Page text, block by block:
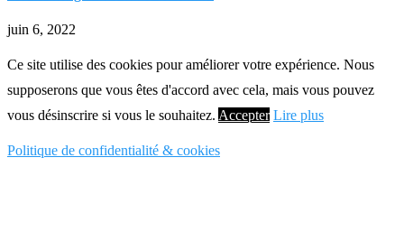
juin 6, 2022
Ce site utilise des cookies pour améliorer votre expérience. Nous
supposerons que vous êtes d'accord avec cela, mais vous pouvez
vous désinscrire si vous le souhaitez. Accepter Lire plus
Politique de confidentialité & cookies